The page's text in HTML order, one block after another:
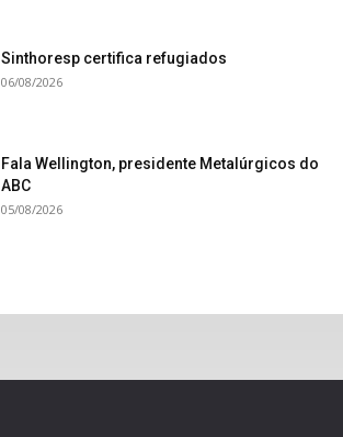
Sinthoresp certifica refugiados
06/08/2026
Fala Wellington, presidente Metalúrgicos do
ABC
05/08/2026